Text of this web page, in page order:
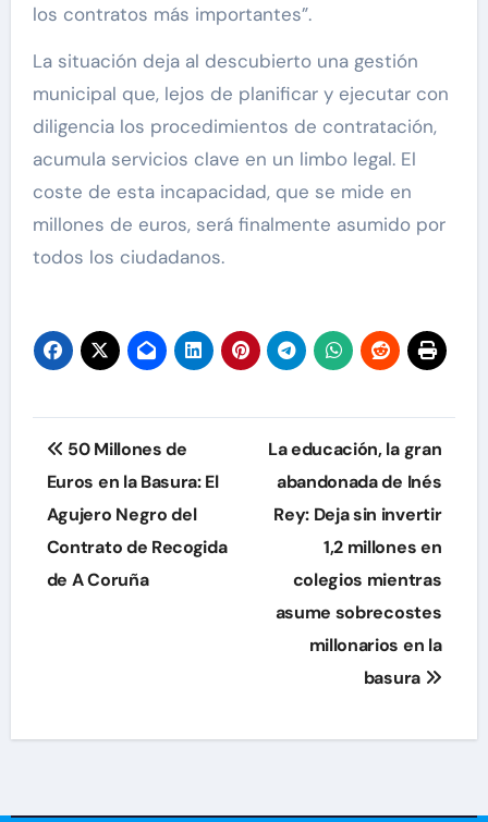
los contratos más importantes”.
La situación deja al descubierto una gestión
municipal que, lejos de planificar y ejecutar con
diligencia los procedimientos de contratación,
acumula servicios clave en un limbo legal. El
coste de esta incapacidad, que se mide en
millones de euros, será finalmente asumido por
todos los ciudadanos.
Navegación
de
entradas
50 Millones de
Euros en la Basura: El
Agujero Negro del
Contrato de Recogida
de A Coruña
La educación, la gran
abandonada de Inés
Rey: Deja sin invertir
1,2 millones en
colegios mientras
asume sobrecostes
millonarios en la
basura